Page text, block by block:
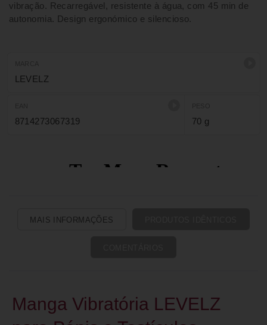
vibração. Recarregável, resistente à água, com 45 min de
autonomia. Design ergonómico e silencioso.
LEVELZ
8714273067319 70 g
MAIS INFORMAÇÕES
Manga Vibratória LEVELZ